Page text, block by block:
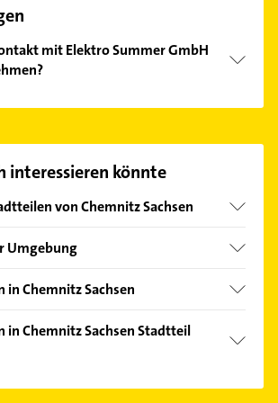
mit Elektro Summer GmbH
Kontaktdaten
interessieren könnte
von Chemnitz Sachsen
Umgebung
in Chemnitz Sachsen
in Chemnitz Sachsen Stadtteil